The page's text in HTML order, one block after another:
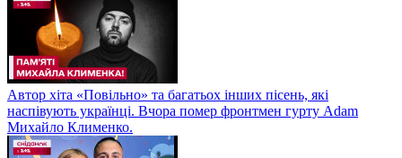
Автор хіта «Повільно» та багатьох інших пісень, які
наспівують українці. Вчора помер фронтмен гурту Adam
Михайло Клименко.